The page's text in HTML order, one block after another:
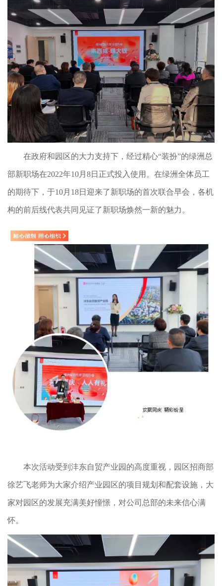
在政府和园区的大力支持下，经过精心“装扮”的绿洲总
部新职场在2022年10月8日正式投入使用。在绿洲全体员工
的期待下，于10月18日迎来了新职场的首次联合早会，各机
构的前后线代表共同见证了新职场焕然一新的魅力。
本次活动受到沣东自贸产业园的高度重视，园区招商部
徐艺飞老师为大家介绍产业园区的项目规划和配套设施，大
家对园区的发展充满美好憧憬，对公司总部的未来信心满
怀。